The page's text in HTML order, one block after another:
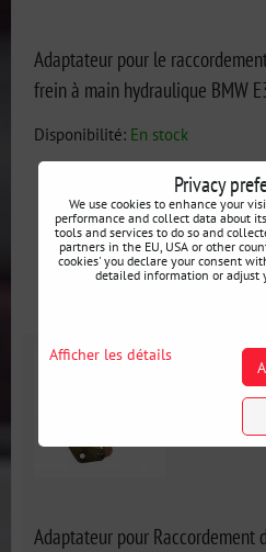
Adaptateur pour le
frein à main hydraulique BMW
Disponibilité: En stock
Adaptateur pour Raccordement
Privacy
We use cookies to enhance your
performance and collect data about
tools and services to do so and
partners in the EU, USA or other
cookies' you declare your consent
detailed information or adjust
Afficher les détails